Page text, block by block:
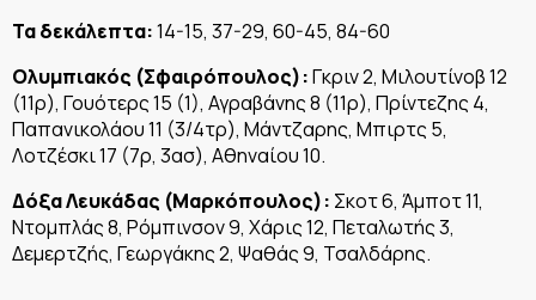
Τα δεκάλεπτα:14-15, 37-29, 60-45, 84-60
Ολυμπιακός (Σφαιρόπουλος):Γκριν 2, Μιλουτίνοβ 12
(11ρ), Γουότερς 15 (1), Αγραβάνης 8 (11ρ), Πρίντεζης 4,
Παπανικολάου 11 (3/4τρ), Μάντζαρης, Μπιρτς 5,
Λοτζέσκι 17 (7ρ, 3ασ), Αθηναίου 10.
Δόξα Λευκάδας (Μαρκόπουλος): Σκοτ 6, Άμποτ 11,
Ντομπλάς 8, Ρόμπινσον 9, Χάρις 12, Πεταλωτής 3,
Δεμερτζής, Γεωργάκης 2, Ψαθάς 9, Τσαλδάρης.